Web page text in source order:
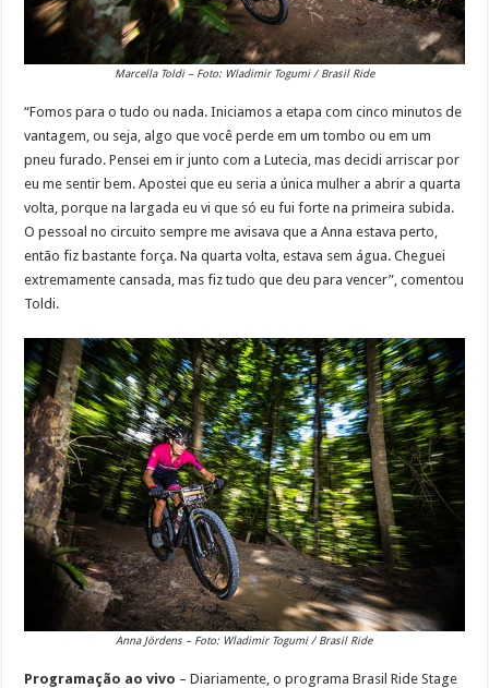
Marcella Toldi – Foto: Wladimir Togumi / Brasil Ride
“Fomos para o tudo ou nada. Iniciamos a etapa com cinco minutos de
vantagem, ou seja, algo que você perde em um tombo ou em um
pneu furado. Pensei em ir junto com a Lutecia, mas decidi arriscar por
eu me sentir bem. Apostei que eu seria a única mulher a abrir a quarta
volta, porque na largada eu vi que só eu fui forte na primeira subida.
O pessoal no circuito sempre me avisava que a Anna estava perto,
então fiz bastante força. Na quarta volta, estava sem água. Cheguei
extremamente cansada, mas fiz tudo que deu para vencer”, comentou
Toldi.
Anna Jördens – Foto: Wladimir Togumi / Brasil Ride
Programação ao vivo – Diariamente, o programa Brasil Ride Stage